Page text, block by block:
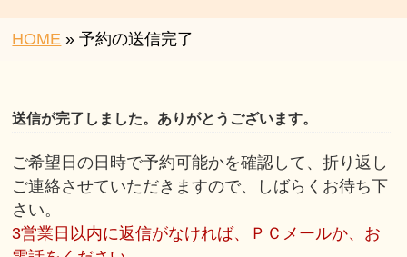
HOME » 予約の送信完了
送信が完了しました。ありがとうございます。
ご希望日の日時で予約可能かを確認して、折り返し
ご連絡させていただきますので、しばらくお待ち下
さい。
3営業日以内に返信がなければ、ＰＣメールか、お